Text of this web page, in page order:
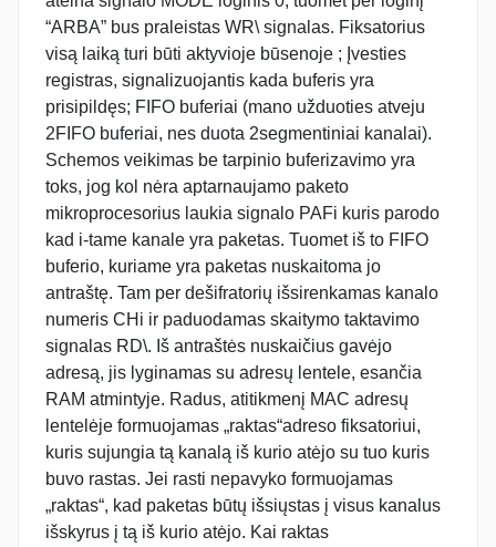
“ARBA” bus praleistas WR\ signalas. Fiksatorius
visą laiką turi būti aktyvioje būsenoje ; Įvesties
registras, signalizuojantis kada buferis yra
prisipildęs; FIFO buferiai (mano užduoties atveju
2FIFO buferiai, nes duota 2segmentiniai kanalai).
Schemos veikimas be tarpinio buferizavimo yra
toks, jog kol nėra aptarnaujamo paketo
mikroprocesorius laukia signalo PAFi kuris parodo
kad i-tame kanale yra paketas. Tuomet iš to FIFO
buferio, kuriame yra paketas nuskaitoma jo
antraštę. Tam per dešifratorių išsirenkamas kanalo
numeris CHi ir paduodamas skaitymo taktavimo
signalas RD\. Iš antraštės nuskaičius gavėjo
adresą, jis lyginamas su adresų lentele, esančia
RAM atmintyje. Radus, atitikmenį MAC adresų
lentelėje formuojamas „raktas“adreso fiksatoriui,
kuris sujungia tą kanalą iš kurio atėjo su tuo kuris
buvo rastas. Jei rasti nepavyko formuojamas
„raktas“, kad paketas būtų išsiųstas į visus kanalus
išskyrus į tą iš kurio atėjo. Kai raktas